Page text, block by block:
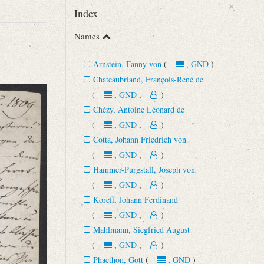
×
Index
Names
Arnstein, Fanny von (, GND)
Chateaubriand, François-René de
(, GND, )
Chézy, Antoine Léonard de
(, GND, )
Cotta, Johann Friedrich von
(, GND, )
Hammer-Purgstall, Joseph von
(, GND, )
Koreff, Johann Ferdinand
(, GND, )
Mahlmann, Siegfried August
(, GND, )
Phaethon, Gott (, GND)